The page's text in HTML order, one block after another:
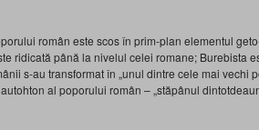
român este scos în prim-plan elementul
ridicată până la nivelul celei romane; Burebista
s-au transformat în „unul dintre cele mai vechi
al poporului român – „stăpânul